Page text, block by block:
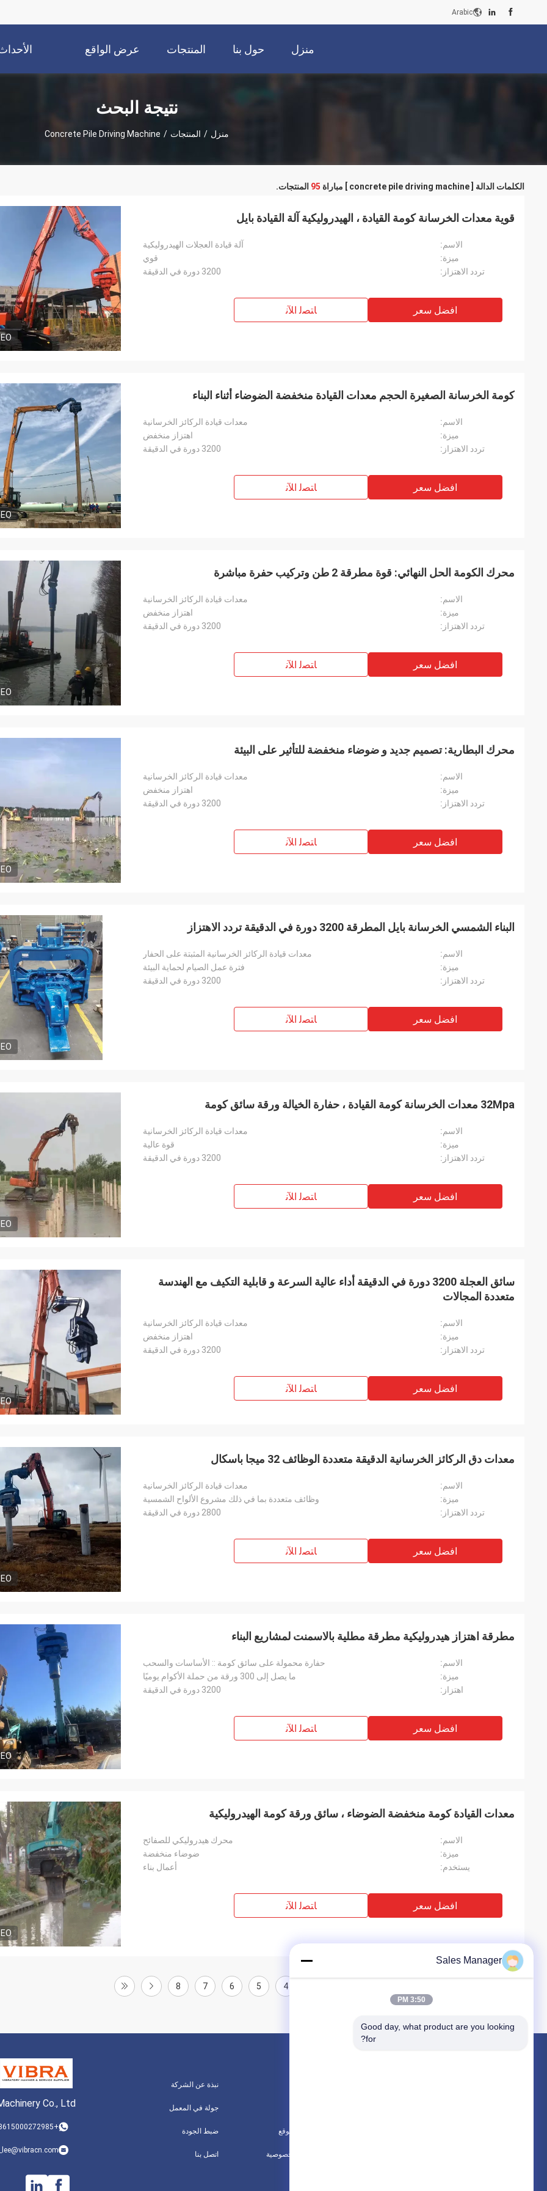
Arabic
منزل حول بنا المنتجات عرض الواقع
الافتراضي
نتيجة البحث
منزل / المنتجات /
Concrete Pile Driving Machine
الكلمات الدالة [ concrete pile driving machine ] مباراة 95 المنتجات.
قوية معدات الخرسانة كومة القيادة ، الهيدروليكية آلة القيادة بايل
الاسم:
آلة قيادة العجلات الهيدروليكية
ميزة:
قوي
تردد الاهتزاز:
3200 دورة في الدقيقة
افضل سعر ﺎﺘﺼﻟ ﺍﻶﻧ
كومة الخرسانة الصغيرة الحجم معدات القيادة منخفضة الضوضاء أثناء البناء
الاسم:
معدات قيادة الركائز الخرسانية
ميزة:
اهتزاز منخفض
تردد الاهتزاز:
3200 دورة في الدقيقة
افضل سعر ﺎﺘﺼﻟ ﺍﻶﻧ
محرك الكومة الحل النهائي: قوة مطرقة 2 طن وتركيب حفرة مباشرة
الاسم:
معدات قيادة الركائز الخرسانية
ميزة:
اهتزاز منخفض
تردد الاهتزاز:
3200 دورة في الدقيقة
افضل سعر ﺎﺘﺼﻟ ﺍﻶﻧ
محرك البطارية: تصميم جديد و ضوضاء منخفضة للتأثير على البيئة
الاسم:
معدات قيادة الركائز الخرسانية
ميزة:
اهتزاز منخفض
تردد الاهتزاز:
3200 دورة في الدقيقة
افضل سعر ﺎﺘﺼﻟ ﺍﻶﻧ
البناء الشمسي الخرسانة بايل المطرقة 3200 دورة في الدقيقة تردد الاهتزاز
الاسم:
معدات قيادة الركائز الخرسانية المثبتة على الحفار
ميزة:
فترة عمل الصيام لحماية البيئة
تردد الاهتزاز:
3200 دورة في الدقيقة
افضل سعر ﺎﺘﺼﻟ ﺍﻶﻧ
32Mpa معدات الخرسانة كومة القيادة ، حفارة الخيالة ورقة سائق كومة
الاسم:
معدات قيادة الركائز الخرسانية
ميزة:
قوة عالية
تردد الاهتزاز:
3200 دورة في الدقيقة
افضل سعر ﺎﺘﺼﻟ ﺍﻶﻧ
سائق العجلة 3200 دورة في الدقيقة أداء عالية السرعة و قابلية التكيف مع الهندسة
متعددة المجالات
الاسم:
معدات قيادة الركائز الخرسانية
ميزة:
اهتزاز منخفض
تردد الاهتزاز:
3200 دورة في الدقيقة
افضل سعر ﺎﺘﺼﻟ ﺍﻶﻧ
معدات دق الركائز الخرسانية الدقيقة متعددة الوظائف 32 ميجا باسكال
الاسم:
معدات قيادة الركائز الخرسانية
ميزة:
وظائف متعددة بما في ذلك مشروع الألواح الشمسية
تردد الاهتزاز:
2800 دورة في الدقيقة
افضل سعر ﺎﺘﺼﻟ ﺍﻶﻧ
مطرقة اهتزاز هيدروليكية مطرقة مطلية بالاسمنت لمشاريع البناء
الاسم:
حفارة محمولة على سائق كومة :: الأساسات والسحب
ميزة:
ما يصل إلى 300 ورقة من حملة الأكوام يوميًا
اهتزاز:
3200 دورة في الدقيقة
افضل سعر ﺎﺘﺼﻟ ﺍﻶﻧ
معدات القيادة كومة منخفضة الضوضاء ، سائق ورقة كومة الهيدروليكية
الاسم:
محرك هيدروليكي للصفائح
ميزة:
ضوضاء منخفضة
يستخدم:
أعمال بناء
افضل سعر ﺎﺘﺼﻟ ﺍﻶﻧ
4
5
6
7
8
Co., Ltd.
+8615000272985
نبذة عن الشركة
جولة في المعمل
ضبط الجودة
اتصل بنا
خريطة الموقع
سياسة الخصوصية
Sales Manager
3:50 PM
Good day, what product are you looking
for?